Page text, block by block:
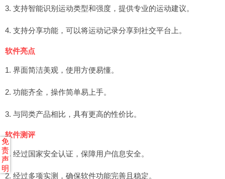
3. 支持智能识别运动类型和强度，提供专业的运动建议。
4. 支持分享功能，可以将运动记录分享到社交平台上。
软件亮点
1. 界面简洁美观，使用方便易懂。
2. 功能齐全，操作简单易上手。
3. 与同类产品相比，具有更高的性价比。
软件测评
1. 经过国家安全认证，保障用户信息安全。
2. 经过多项实测，确保软件功能完善且稳定。
免
责
声
明